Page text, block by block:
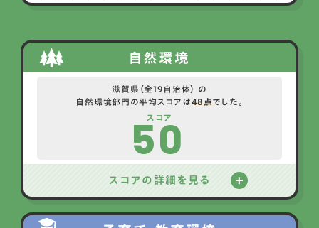
自然環境
滋賀県（全19自治体） の
自然環境部門の平均スコアは48点でした。
スコア
50
スコアの詳細を見る